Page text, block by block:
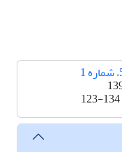
123-134